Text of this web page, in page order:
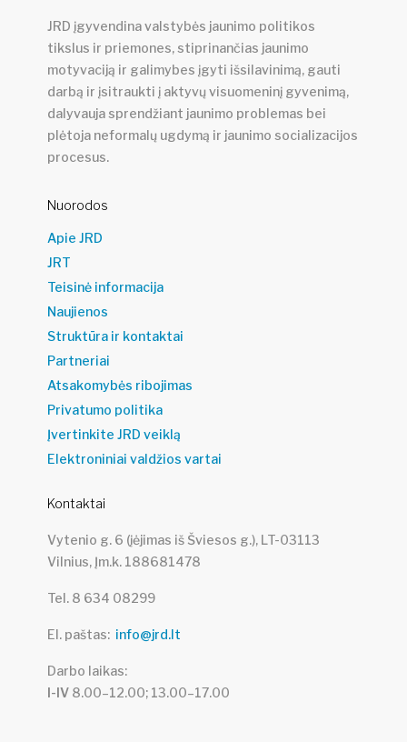
JRD įgyvendina valstybės jaunimo politikos
tikslus ir priemones, stiprinančias jaunimo
motyvaciją ir galimybes įgyti išsilavinimą, gauti
darbą ir įsitraukti į aktyvų visuomeninį gyvenimą,
dalyvauja sprendžiant jaunimo problemas bei
plėtoja neformalų ugdymą ir jaunimo socializacijos
procesus.
Nuorodos
Apie JRD
JRT
Teisinė informacija
Naujienos
Struktūra ir kontaktai
Partneriai
Atsakomybės ribojimas
Privatumo politika
Įvertinkite JRD veiklą
Elektroniniai valdžios vartai
Kontaktai
Vytenio g. 6 (įėjimas iš Šviesos g.), LT-03113
Vilnius, Įm.k. 188681478
Tel. 8 634 08299
El. paštas info@jrd.lt
Darbo laikas
I-IV 8.00–12.00; 13.00–17.00